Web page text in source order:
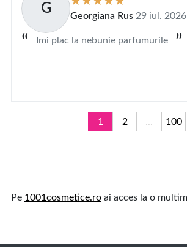
G Georgiana Rus 29 iul. 2026
Imi plac la nebunie parfumurile
1 2 ... 100
Pe 1001cosmetice.ro ai acces la o